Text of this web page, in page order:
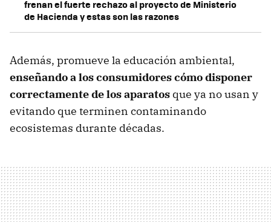
frenan el fuerte rechazo al proyecto de Ministerio
de Hacienda y estas son las razones
Además, promueve la educación ambiental,
enseñando a los consumidores cómo disponer
correctamente de los aparatos que ya no usan y
evitando que terminen contaminando
ecosistemas durante décadas.